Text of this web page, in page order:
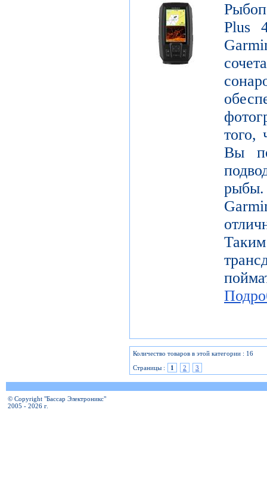
Plus
того,
Вы
Количество товаров в этой категории : 16
Страницы :
1 2 3
© Copyright "Бассар Электроникс"
2005 - 2026 г.